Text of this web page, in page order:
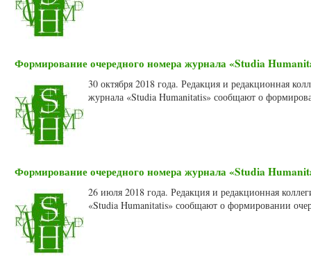
Формирование очередного номера журнала «Studia
30 октября 2018 года. Редакция и редакционная
журнала «Studia Humanitatis» сообщают о
Формирование очередного номера журнала «Studia
26 июля 2018 года. Редакция и редакционная
«Studia Humanitatis» сообщают о формировании